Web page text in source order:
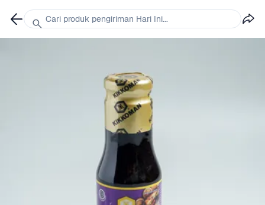
Cari produk pengiriman Hari Ini...